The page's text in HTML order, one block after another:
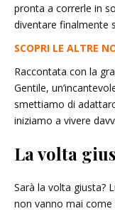
pronta a correrle in
diventare finalmente
SCOPRI LE ALTRE
Raccontata con la
Gentile,
smettiamo di
iniziamo a vivere
La volta
Sarà la volta giusta?
non vanno mai come